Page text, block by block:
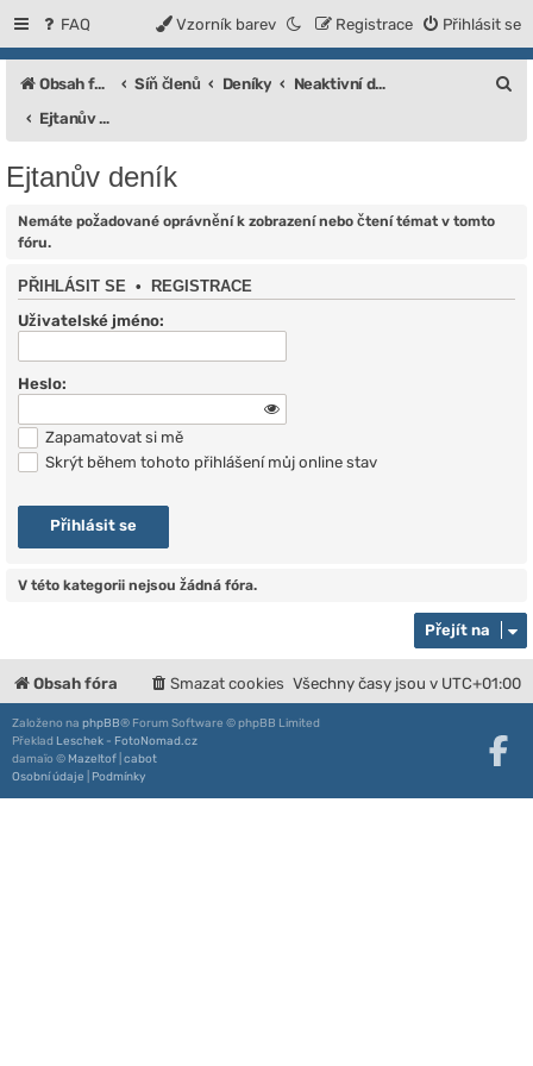
FAQ Přihlásit se
Registrace
Vzorník barev
Obsah fóra Síň členů Deníky
Neaktivní deníky
Ejtanův deník
Ejtanův deník
Nemáte požadované oprávnění k zobrazení nebo čtení témat v tomto
fóru.
PŘIHLÁSIT SE • REGISTRACE
Uživatelské jméno:
Heslo:
Zapamatovat si mě
Skrýt během tohoto přihlášení můj online stav
V této kategorii nejsou žádná fóra.
Přejít na
Obsah fóra Všechny časy jsou v UTC+01:00
Smazat cookies
Založeno na phpBB® Forum Software © phpBB Limited
Překlad Leschek - FotoNomad.cz
damaïo © Mazeltof cabot
Osobní údaje
Podmínky